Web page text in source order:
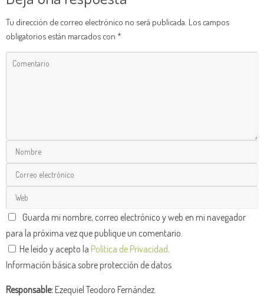
Tu dirección de correo electrónico no será publicada. Los campos
obligatorios están marcados con *
Guarda mi nombre, correo electrónico y web en mi navegador
para la próxima vez que publique un comentario.
He leído y acepto la Política de Privacidad
Información básica sobre protección de datos
Responsable:Ezequiel Teodoro Fernández.